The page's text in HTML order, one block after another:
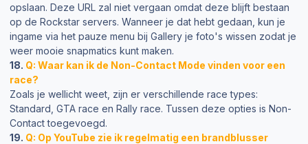
opslaan. Deze URL zal niet vergaan omdat deze blijft bestaan
op de Rockstar servers. Wanneer je dat hebt gedaan, kun je
ingame via het pauze menu bij Gallery je foto's wissen zodat je
weer mooie snapmatics kunt maken.
18. Q: Waar kan ik de Non-Contact Mode vinden voor een
race?
Zoals je wellicht weet, zijn er verschillende race types:
Standard, GTA race en Rally race. Tussen deze opties is Non-
Contact toegevoegd.
19. Q: Op YouTube zie ik regelmatig een brandblusser